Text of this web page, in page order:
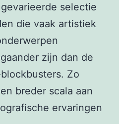
selectie
die vaak artistiek
zijn dan de
Zo
breder scala aan
ervaringen